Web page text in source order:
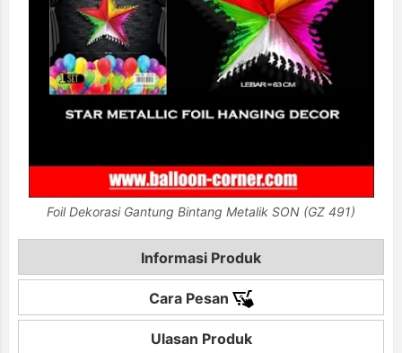
Foil Dekorasi Gantung Bintang Metalik SON (GZ 491)
Informasi Produk
Cara Pesan
Ulasan Produk